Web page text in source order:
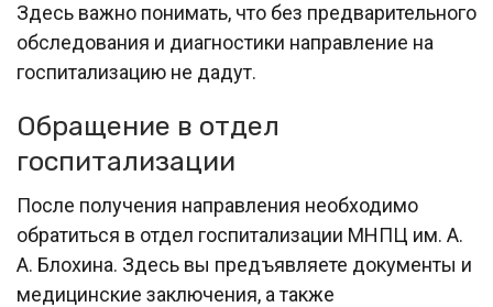
Здесь важно понимать, что без предварительного
обследования и диагностики направление на
госпитализацию не дадут.
Обращение в отдел
госпитализации
После получения направления необходимо
обратиться в отдел госпитализации МНПЦ им. А.
А. Блохина. Здесь вы предъявляете документы и
медицинские заключения, а также